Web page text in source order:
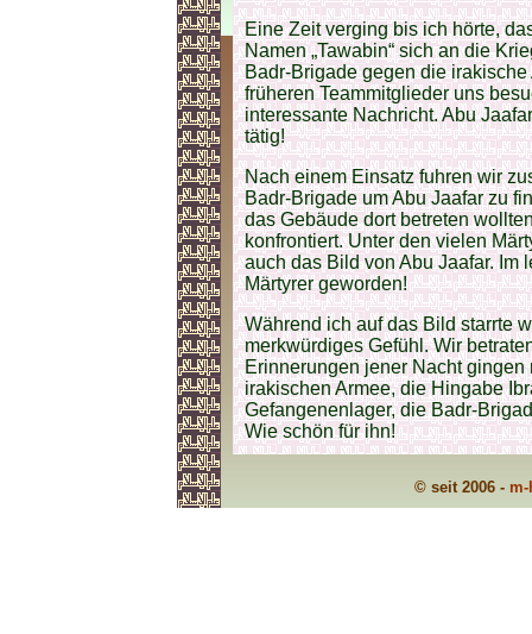
Eine Zeit verging bis ich hörte,
Namen „Tawabin“ sich an die
Badr-Brigade gegen die
früheren Teammitglieder uns
interessante Nachricht. Abu
tätig!
Nach einem Einsatz fuhren wir
Badr-Brigade um Abu Jaafar zu
das Gebäude dort betreten
konfrontiert. Unter den vielen
auch das Bild von Abu Jaafar. Im
Märtyrer geworden!
Während ich auf das Bild starrte
merkwürdiges Gefühl. Wir
Erinnerungen jener Nacht gingen
irakischen Armee, die Hingabe
Gefangenenlager, die Badr-
Wie schön für ihn!
© seit 2006 -